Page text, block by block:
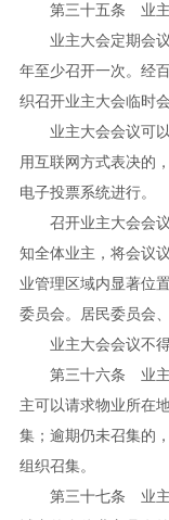
第三十五条 业主大
业主大会定期会议
年至少召开一次。经
织召开业主大会临时会
业主大会会议可以
用互联网方式表决的
电子投票系统进行。
召开业主大会会议
知全体业主，将会议
业管理区域内显著位
委员会。居民委员会
业主大会会议不得
第三十六条 业主委
主可以请求物业所在
集；逾期仍未召集的
组织召集。
第三十七条 业主大